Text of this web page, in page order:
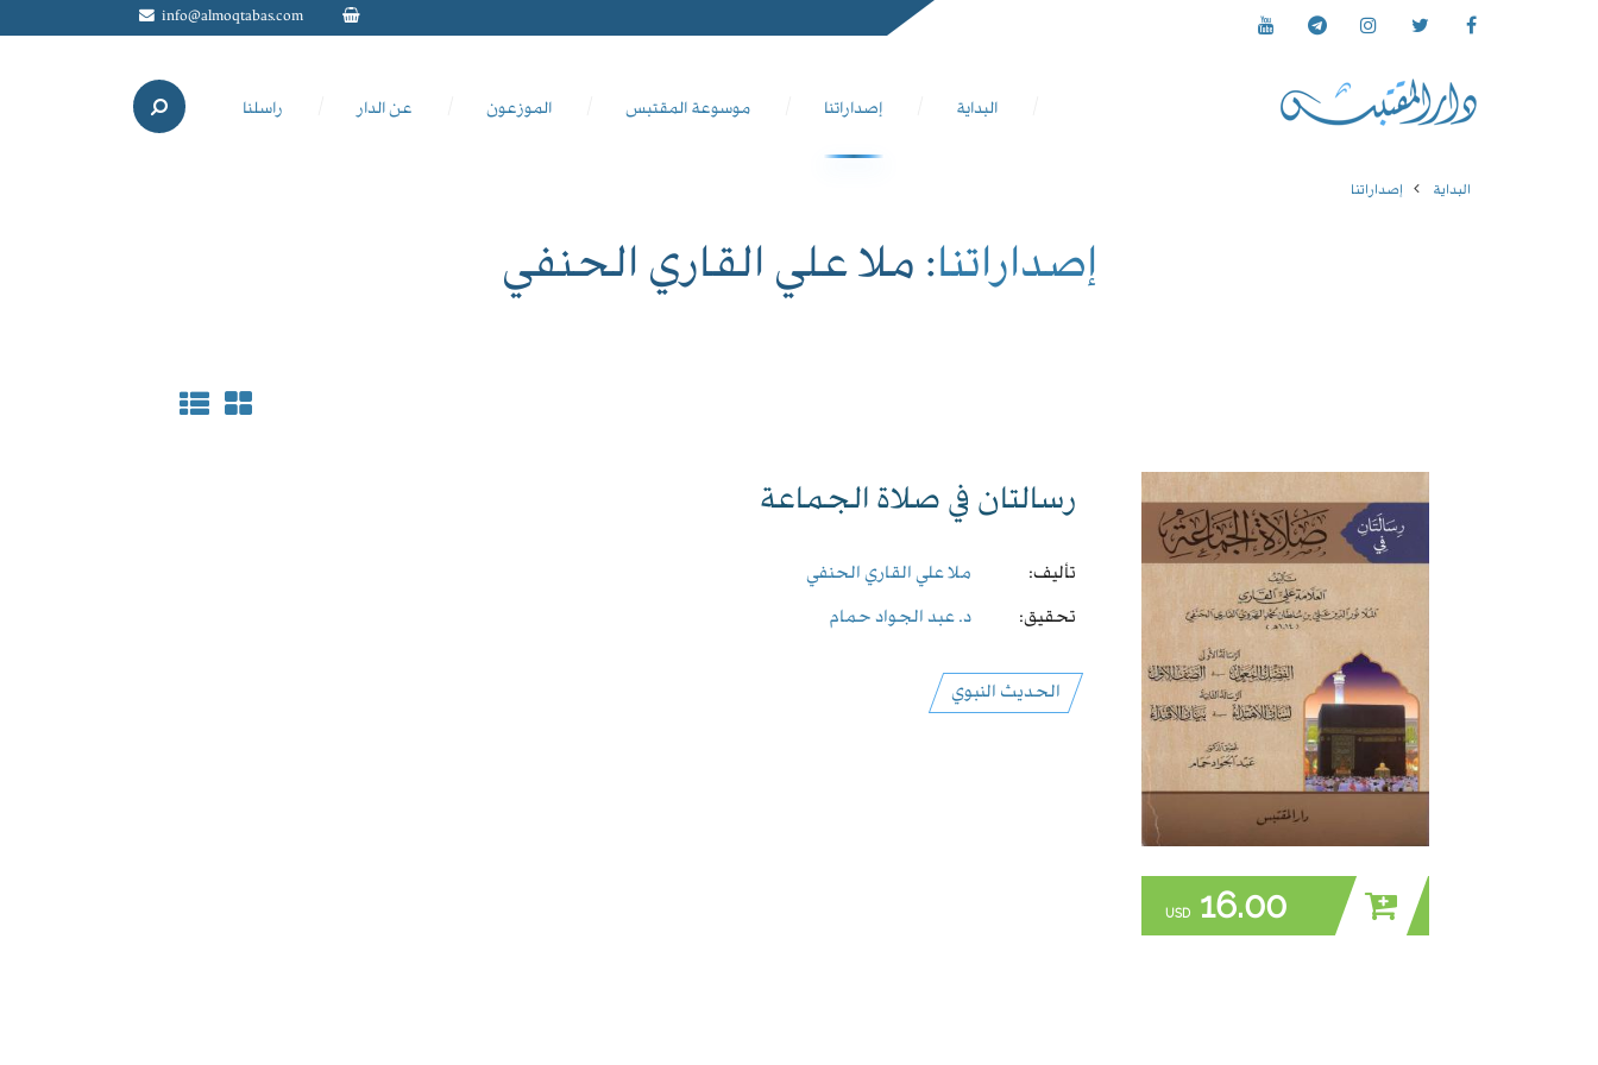
info@almoqtabas.com
البداية إصداراتنا موسوعة المقتبس الموزعون عن الدار راسلنا
البداية إصداراتنا
إصداراتنا: ملا علي القاري الحنفي
16.00
USD
رسالتان في صلاة الجماعة
تأليف:
ملا علي القاري الحنفي
تحقيق:
د. عبد الجواد حمام
الحديث النبوي